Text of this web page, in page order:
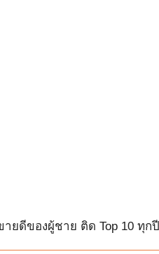
ยดีของผู้ชาย ติด Top 10 ทุกปี